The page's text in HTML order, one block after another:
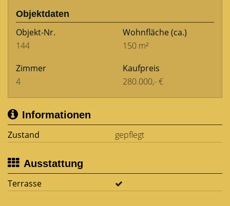
Objektdaten
Objekt-Nr.
144
Wohnfläche(ca.)
150 m²
Zimmer
4
Kaufpreis
280.000,- €
Informationen
Zustand
gepflegt
Ausstattung
Terrasse